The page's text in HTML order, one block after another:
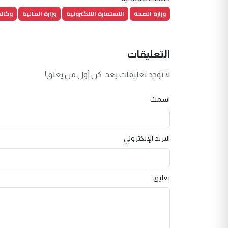
وزارة الصحة الاستمارة الالكترونية وزارة المالية
التعليقات
لا توجد تعليقات بعد. كن أول من يعلق!
اسمك
البريد الإلكتروني
تعليق